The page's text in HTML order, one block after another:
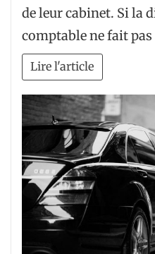
de leur cabinet. Si la
comptable ne fait
Lire l'article